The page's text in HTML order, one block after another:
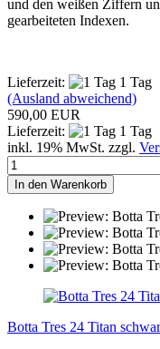
und den weißen Ziffern
gearbeiteten Indexen.
Lieferzeit:
1 Tag
(Ausland abweichend)
590,00 EUR
Lieferzeit:
1 Tag
inkl. 19% MwSt. zzgl.
In den Warenkorb
Botta Tres 24 Titan